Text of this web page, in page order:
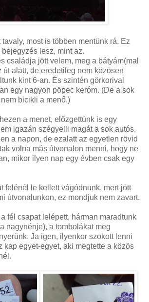
most is többen mentünk rá. Ez
lesz, mint az.
családja jött velem, meg a bátyám(mal
út alatt, de eredetileg nem közösen
kint 6-an. És szintén görkorival
egy nagyon pöpec keróm. (De a sok
bicikli a menő.)
a menet, előzgettünk is egy
igazán szégyelli magát a sok autós,
a napon, de ezalatt az egyetlen rövid
volna más útvonalon menni, hogy ne
mikor ilyen nap egy évben csak egy
felénél le kellett vágódnunk, mert jött
útvonalunkon, ez mondjuk nem zavart.
fél csapat lelépett, hárman maradtunk
nagynénje), a tombolákat meg
Ja igen, ilyenkor szokott lenni
kap egyet-egyet, aki megtette a közös